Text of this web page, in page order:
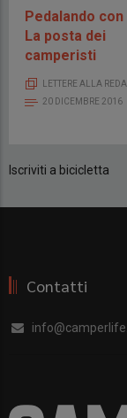
Pedalando
La posta dei
camperisti
LETTERE ALLA
20 DICEMBRE 2016
Iscriviti a bicicletta
Contatti